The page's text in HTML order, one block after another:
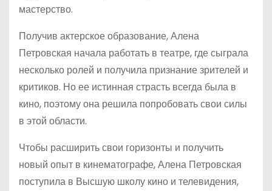
мастерство.
Получив актерское образование, Алена
Петровская начала работать в театре, где сыграла
несколько ролей и получила признание зрителей и
критиков. Но ее истинная страсть всегда была в
кино, поэтому она решила попробовать свои силы
в этой области.
Чтобы расширить свои горизонты и получить
новый опыт в кинематографе, Алена Петровская
поступила в Высшую школу кино и телевидения,